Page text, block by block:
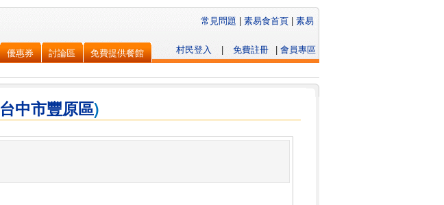
優惠券 討論區 免費提供餐館 | 會員專區
免費註冊
|
村民登入
常見問題 | 素易食首頁 | 素易
台中市豐原區)